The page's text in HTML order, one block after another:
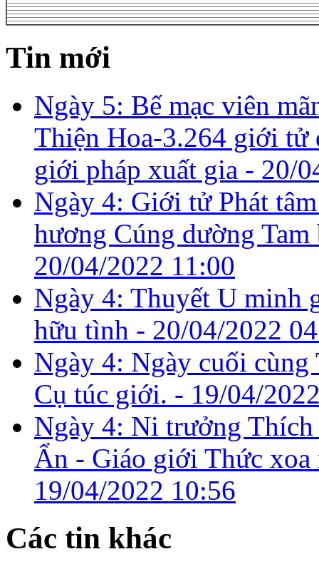
Tin mới
Ngày 5: Bế mạc viên
Thiện Hoa-3.264 giới tử
giới pháp xuất gia - 20/
Ngày 4: Giới tử Phát
hương Cúng dường Tam
20/04/2022 11:00
Ngày 4: Thuyết U minh
hữu tình - 20/04/2022
Ngày 4: Ngày cuối cùng
Cụ túc giới. - 19/04/
Ngày 4: Ni trưởng Thích
Ẩn - Giáo giới Thức xoa
19/04/2022 10:56
Các tin khác